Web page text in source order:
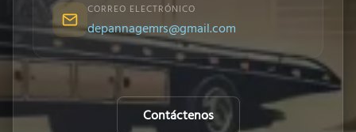
CORREO ELECTRÓNICO
depannagemrs@gmail.com
Contáctenos